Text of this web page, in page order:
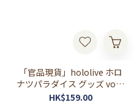
「官品現貨」hololive ホロ
ナツパラダイス グッズ vol.2
アクリルスタンド（立牌）
HK$159.00